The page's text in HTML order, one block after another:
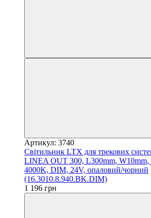
Артикул: 3740
Світильник LTX для трекових
LINEA OUT 300, L300mm,
4000K, DIM, 24V, опаловий/чорний
(16.3010.8.940.BK.DIM)
1 196 грн